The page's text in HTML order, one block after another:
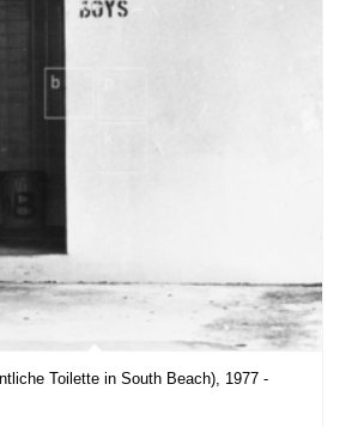
Toilette in South Beach), 1977 -